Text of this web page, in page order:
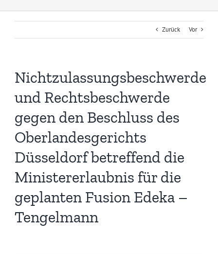
Zurück Vor
Nichtzulassungsbeschwerde
und Rechtsbeschwerde
gegen den Beschluss des
Oberlandesgerichts
Düsseldorf betreffend die
Ministererlaubnis für die
geplanten Fusion Edeka –
Tengelmann